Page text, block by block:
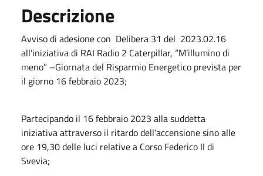
Descrizione
Avviso di adesione con Delibera 31 del 2023.02.16
all’iniziativa di RAI Radio 2 Caterpillar, “M’illumino di
meno” –Giornata del Risparmio Energetico prevista per
il giorno 16 febbraio 2023;
Partecipando il 16 febbraio 2023 alla suddetta
iniziativa attraverso il ritardo dell’accensione sino alle
ore 19,30 delle luci relative a Corso Federico II di
Svevia;